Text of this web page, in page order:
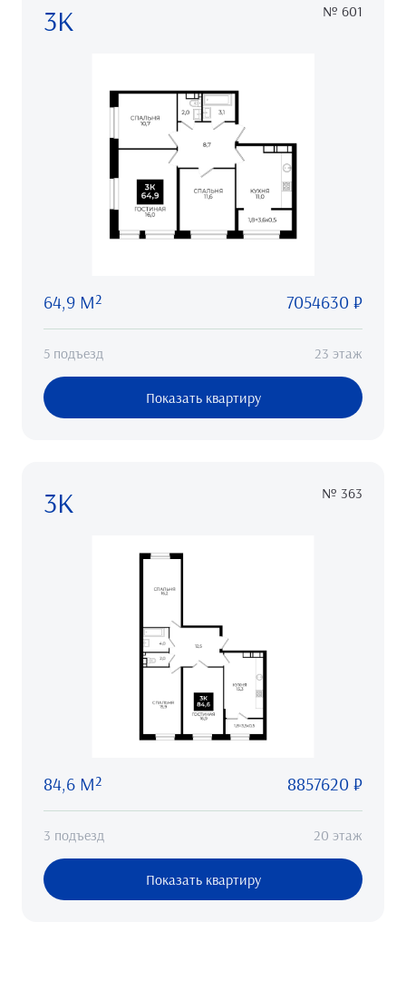
3К № 601
64,9 М² 7054630 ₽
5 подъезд 23 этаж
Показать квартиру
3К № 363
84,6 М² 8857620 ₽
3 подъезд 20 этаж
Показать квартиру